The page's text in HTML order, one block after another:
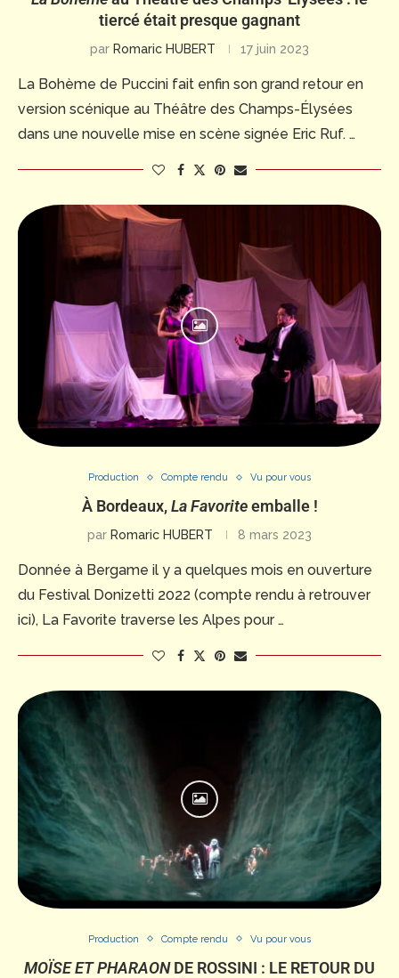
tiercé était presque gagnant
par Romaric HUBERT 17 juin 2023
La Bohème de Puccini fait enfin son grand retour en
version scénique au Théâtre des Champs-Élysées
dans une nouvelle mise en scène signée Eric Ruf. …
Production Compte rendu Vu pour vous
À Bordeaux,La Favoriteemballe !
par Romaric HUBERT 8 mars 2023
Donnée à Bergame il y a quelques mois en ouverture
du Festival Donizetti 2022 (compte rendu à retrouver
ici), La Favorite traverse les Alpes pour …
Production Compte rendu Vu pour vous
MOÏSE ET PHARAONDE ROSSINI : LE RETOUR DU